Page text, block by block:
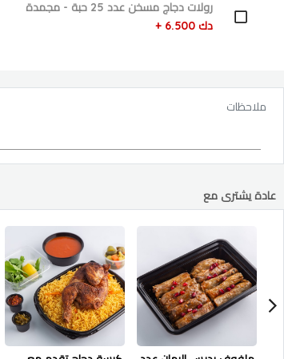
رولات دجاج مسخن عدد 25 حبة - مجمدة
دك 6.500 +
ملاحظات
عادة يشترى مع